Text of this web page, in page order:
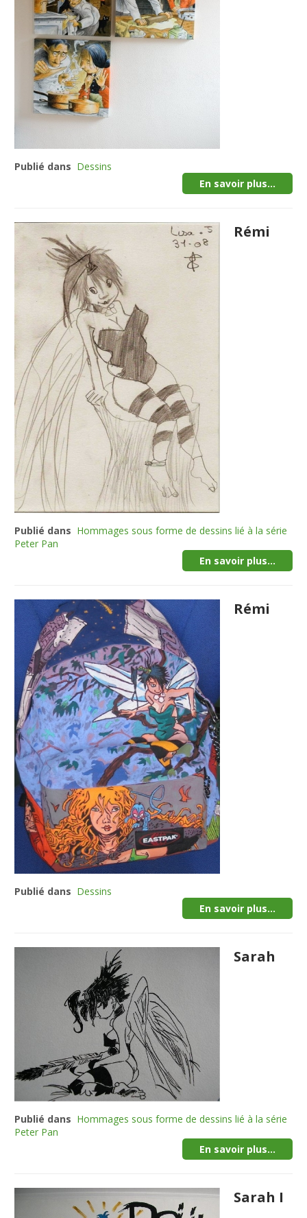
Publié dans Dessins
En savoir plus...
Rémi
Publié dans Hommages sous forme de dessins lié à la série
Peter Pan
En savoir plus...
Rémi
Publié dans Dessins
En savoir plus...
Sarah
Publié dans Hommages sous forme de dessins lié à la série
Peter Pan
En savoir plus...
Sarah I